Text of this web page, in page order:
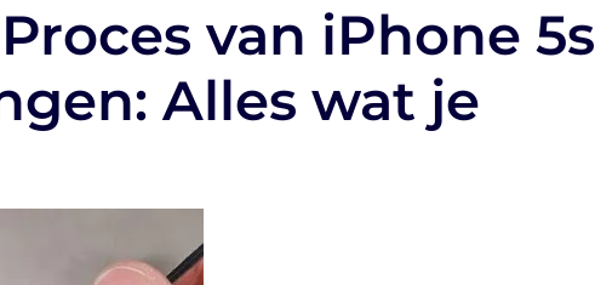
van iPhone 5s
Alles wat je